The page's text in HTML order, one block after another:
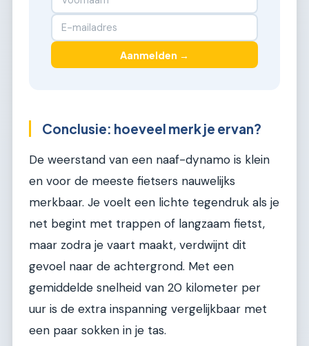
Aanmelden →
Conclusie: hoeveel merk je ervan?
De weerstand van een naaf-dynamo is klein
en voor de meeste fietsers nauwelijks
merkbaar. Je voelt een lichte tegendruk als je
net begint met trappen of langzaam fietst,
maar zodra je vaart maakt, verdwijnt dit
gevoel naar de achtergrond. Met een
gemiddelde snelheid van 20 kilometer per
uur is de extra inspanning vergelijkbaar met
een paar sokken in je tas.